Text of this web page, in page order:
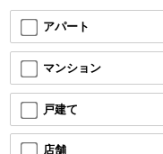
アパート
マンション
戸建て
店舗